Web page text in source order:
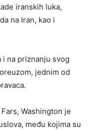
iranskih luka,
na Iran, kao i
i na priznanju svog
jednim od
Washington je
među kojima su